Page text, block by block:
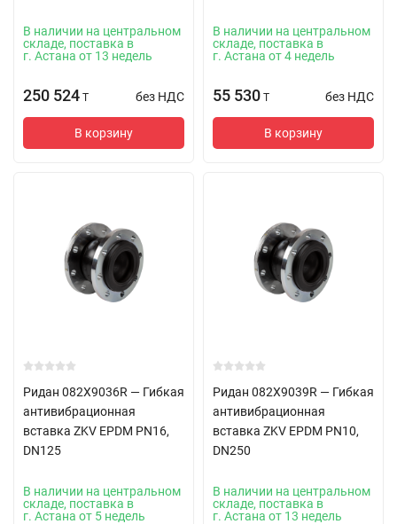
В наличии на центральном
складе, поставка в
г. Астана от 13 недель
250 524 T без НДС
В корзину
В наличии на центральном
складе, поставка в
г. Астана от 4 недель
55 530 T без НДС
В корзину
Ридан 082X9036R — Гибкая
антивибрационная
вставка ZKV EPDM PN16,
DN125
В наличии на центральном
складе, поставка в
г. Астана от 5 недель
Ридан 082X9039R — Гибкая
антивибрационная
вставка ZKV EPDM PN10,
DN250
В наличии на центральном
складе, поставка в
г. Астана от 13 недель